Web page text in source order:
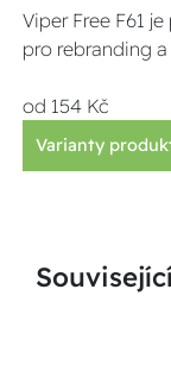
Viper Free F61
pro rebranding
od 154 Kč
Varianty